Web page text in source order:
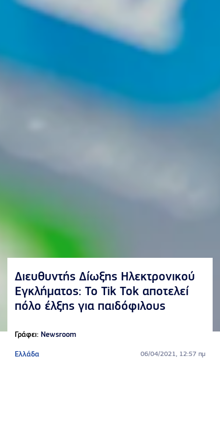
Διευθυντής Δίωξης Ηλεκτρονικού
Εγκλήματος: Το Tik Tok αποτελεί
πόλο έλξης για παιδόφιλους
Γράφει: Newsroom
Ελλάδα 06/04/2021, 12:57 πμ